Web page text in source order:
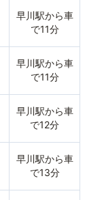
早川駅から車
で11分
早川駅から車
で11分
早川駅から車
で12分
早川駅から車
で13分